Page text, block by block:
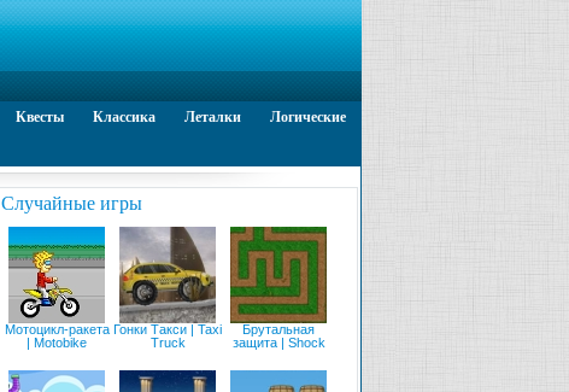
Квесты Классика Леталки
Логические
Случайные игры
Мотоцикл-ракета
| Motobike
Гонки Такси | Taxi
Truck
Брутальная
защита | Shock